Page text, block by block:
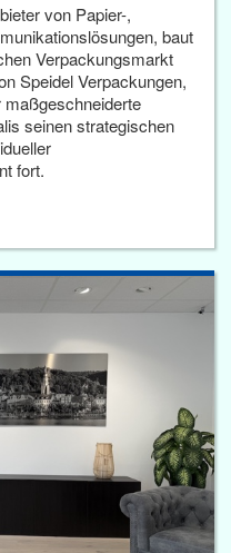
von Papier-,
baut
Verpackungsmarkt
Speidel Verpackungen,
seinen strategischen
fort.